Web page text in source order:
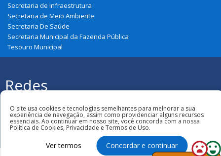
Secretaria de Infraestrutura
Secretaria de Meio Ambiente
Secretaria De Saúde
Secretaria Municipal da Fazenda Pública
Tesouro Municipal
Redes
Sociais
Prefeitura Municipal de Brejo
O site usa cookies e tecnologias semelhantes para melhorar a sua
experiência de navegação, assim como providenciar alguns recursos
essenciais. Ao continuar em nosso site, você concorda com a nossa
Política de Cookies, Privacidade e Termos de Uso.
Ver termos Concordar e continuar